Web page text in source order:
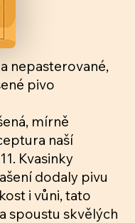
nepasterované,
pivo
mírně
naší
Kvasinky
dodaly pivu
i vůni, tato
spoustu skvělých